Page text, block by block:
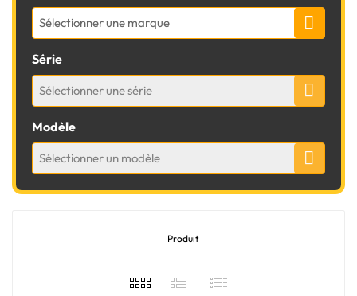
Sélectionner une marque
Série
Sélectionner une série
Modèle
Sélectionner un modèle
Produit